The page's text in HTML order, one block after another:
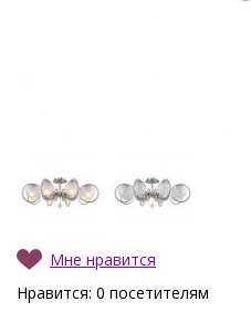
Мне нравится
Нравится: 0 посетителям